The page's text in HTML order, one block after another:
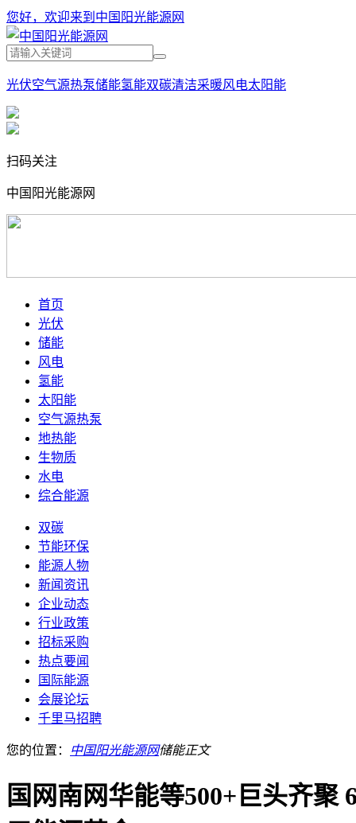
您好，欢迎来到中国阳光能源网
光伏空气源热泵储能氢能双碳清洁采暖风电太阳能
扫码关注
中国阳光能源网
首页
光伏
储能
风电
氢能
太阳能
空气源热泵
地热能
生物质
水电
综合能源
双碳
节能环保
能源人物
新闻资讯
企业动态
行业政策
招标采购
热点要闻
国际能源
会展论坛
千里马招聘
您的位置： 中国阳光能源网储能正文
国网南网华能等500+巨头齐聚